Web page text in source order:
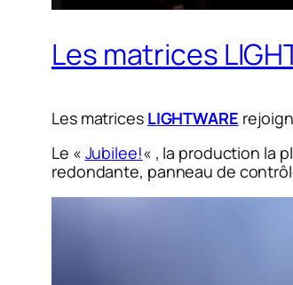
Les matrices
Les matrices LIGHTWARE
Le « Jubilee!« , la production la
redondante, panneau de